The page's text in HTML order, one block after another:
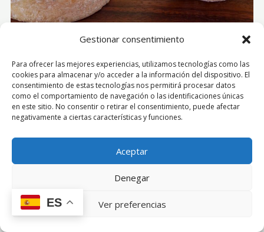
Gestionar consentimiento
Para ofrecer las mejores experiencias, utilizamos tecnologías como las
cookies para almacenar y/o acceder a la información del dispositivo. El
consentimiento de estas tecnologías nos permitirá procesar datos
como el comportamiento de navegación o las identificaciones únicas
en este sitio. No consentir o retirar el consentimiento, puede afectar
negativamente a ciertas características y funciones.
Aceptar
Denegar
Ver preferencias
Copyright © 2026 Quesera del Cares
ES